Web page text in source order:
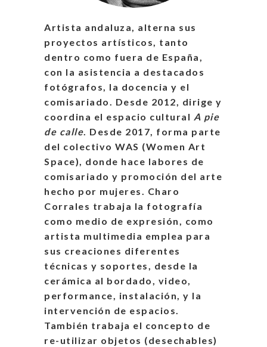
Artista andaluza, alterna sus
proyectos artísticos, tanto
dentro como fuera de España,
con la asistencia a destacados
fotógrafos, la docencia y el
comisariado. Desde 2012, dirige y
coordina el espacio cultural A pie
de calle. Desde 2017, forma parte
del colectivo WAS (Women Art
Space), donde hace labores de
comisariado y promoción del arte
hecho por mujeres. Charo
Corrales trabaja la fotografía
como medio de expresión, como
artista multimedia emplea para
sus creaciones diferentes
técnicas y soportes, desde la
cerámica al bordado, video,
performance, instalación, y la
intervención de espacios.
También trabaja el concepto de
re-utilizar objetos (desechables)